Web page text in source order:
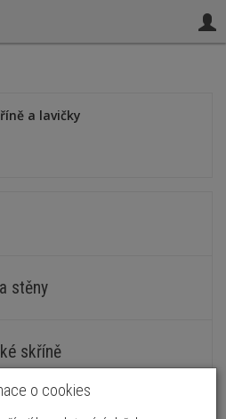
a lavičky
stěny
skříně
o cookies